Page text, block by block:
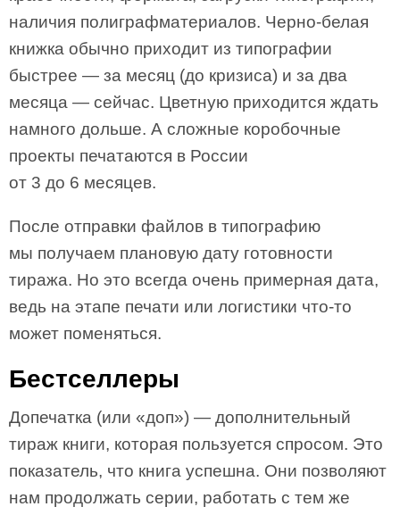
наличия полиграфматериалов. Черно-белая
книжка обычно приходит из типографии
быстрее — за месяц (до кризиса) и за два
месяца — сейчас. Цветную приходится ждать
намного дольше. А сложные коробочные
проекты печатаются в России
от 3 до 6 месяцев.
После отправки файлов в типографию
мы получаем плановую дату готовности
тиража. Но это всегда очень примерная дата,
ведь на этапе печати или логистики что-то
может поменяться.
Бестселлеры
Допечатка (или «доп») — дополнительный
тираж книги, которая пользуется спросом. Это
показатель, что книга успешна. Они позволяют
нам продолжать серии, работать с тем же